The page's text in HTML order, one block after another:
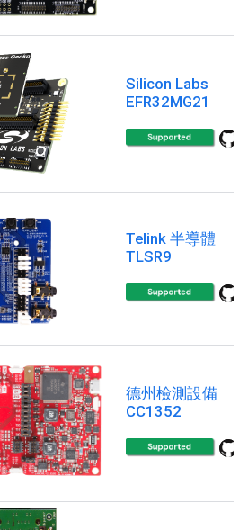
Silicon Labs
EFR32MG21
Telink 半導體
TLSR9
德州檢測設備
CC1352